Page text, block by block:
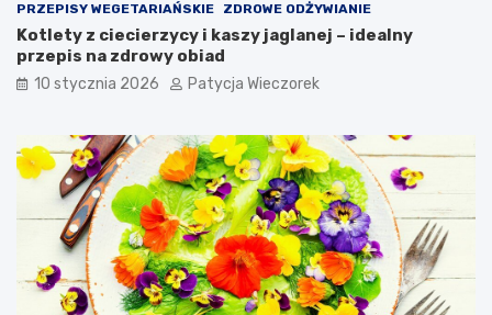
PRZEPISY WEGETARIAŃSKIE
ZDROWE ODŻYWIANIE
Kotlety z ciecierzycy i kaszy jaglanej – idealny
przepis na zdrowy obiad
10 stycznia 2026 Patycja Wieczorek